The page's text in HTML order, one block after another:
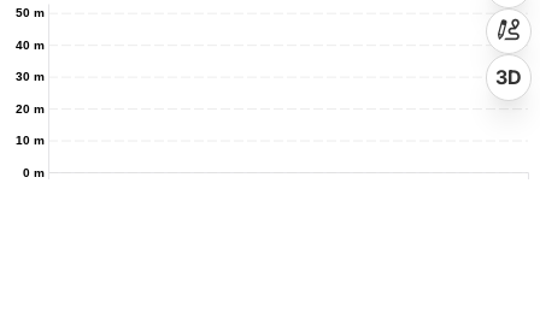
0 m
10 m
20 m
30 m
40 m
50 m
3D